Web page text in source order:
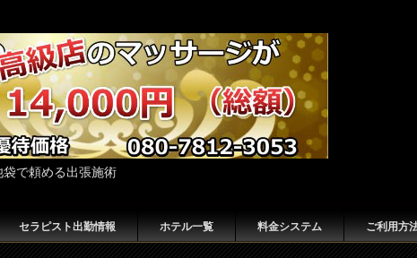
で頼める出張施術
セラピスト出勤情報 ホテル一覧 料金システム ご利用方